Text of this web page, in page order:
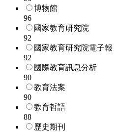
博物館
96
國家教育研究院
92
國家教育研究院電子報
92
國際教育訊息分析
90
教育法案
90
教育哲語
88
歷史期刊